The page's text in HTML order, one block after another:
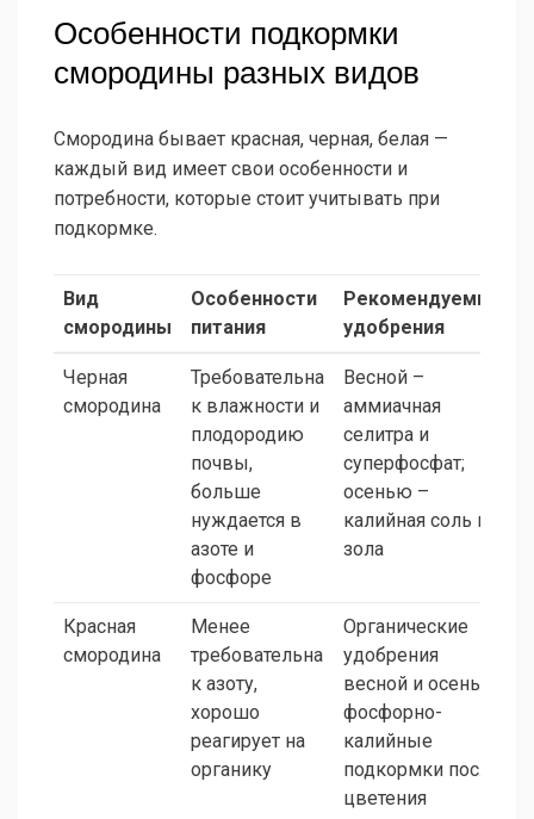
Особенности подкормки
смородины разных видов
Смородина бывает красная, черная, белая —
каждый вид имеет свои особенности и
потребности, которые стоит учитывать при
подкормке.
Вид
смородины
Особенности
питания
Рекомендуемые
удобрения
Черная
смородина
Требовательна
к влажности и
плодородию
почвы,
больше
нуждается в
азоте и
фосфоре
Весной –
аммиачная
селитра и
суперфосфат;
осенью –
калийная соль и
зола
Красная
смородина
Менее
требовательна
к азоту,
хорошо
реагирует на
органику
Органические
удобрения
весной и осенью,
фосфорно-
калийные
подкормки после
цветения